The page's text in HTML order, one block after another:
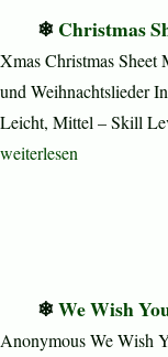
Christmas
Xmas Christmas Sheet
und Weihnachtslieder
Leicht, Mittel – Skill
„Christmas Sheet Music
weiterlesen
We Wish
Anonymous We Wish